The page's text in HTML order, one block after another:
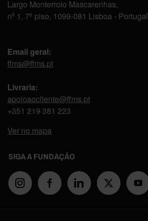
Largo Monterroio Mascarenhas,
nº 1, 7º piso, 1099-081 Lisboa - Portugal
Email geral:
ffms@ffms.pt
Livraria:
apoioaocliente@ffms.pt
+351 219 381 223
Ver no mapa
SIGA A FUNDAÇÃO